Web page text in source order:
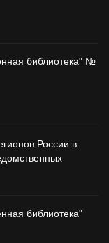
библиотека" №
России в
библиотека"